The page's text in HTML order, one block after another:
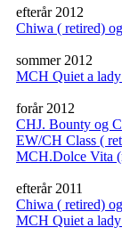
efterår 2012
Chiwa ( retired)
sommer 2012
MCH Quiet a
forår 2012
CHJ. Bounty og
EW/CH Class (
MCH.Dolce Vita
efterår 2011
Chiwa ( retired)
MCH Quiet a